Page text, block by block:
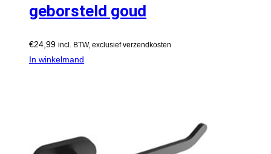
geborsteld goud
€24,99 incl. BTW, exclusief verzendkosten
In winkelmand